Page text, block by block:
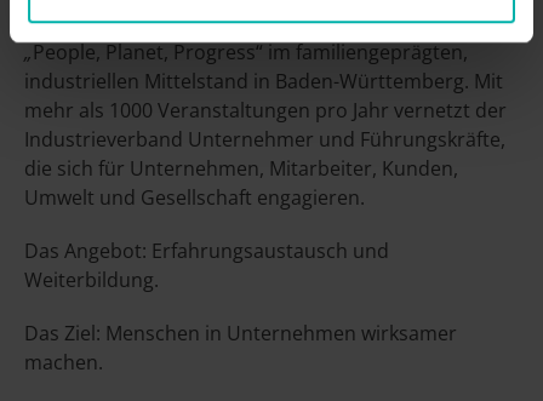
… ist nach eigenen Angaben eine Plattform für
„People, Planet, Progress“ im familiengeprägten,
industriellen Mittelstand in Baden-Württemberg. Mit
mehr als 1000 Veranstaltungen pro Jahr vernetzt der
Industrieverband Unternehmer und Führungskräfte,
die sich für Unternehmen, Mitarbeiter, Kunden,
Umwelt und Gesellschaft engagieren.
Das Angebot: Erfahrungsaustausch und
Weiterbildung.
Das Ziel: Menschen in Unternehmen wirksamer
machen.